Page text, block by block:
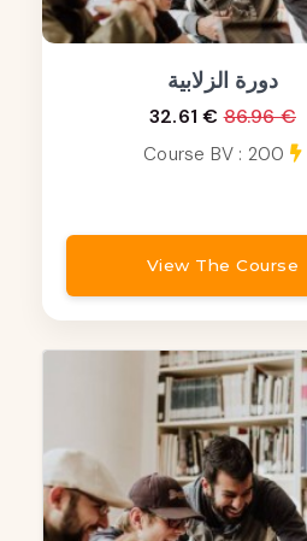
دورة الزلابية
32.61 € 86.96 €
Course BV : 200
View The Course